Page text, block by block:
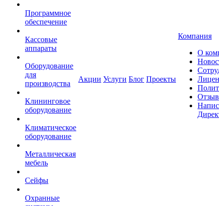
Программное
обеспечение
Кассовые
аппараты
Оборудование
для
производства
Клининговое
оборудование
Климатическое
оборудование
Металлическая
мебель
Сейфы
Охранные
Акции Услуги Блог Проекты
Компания
О